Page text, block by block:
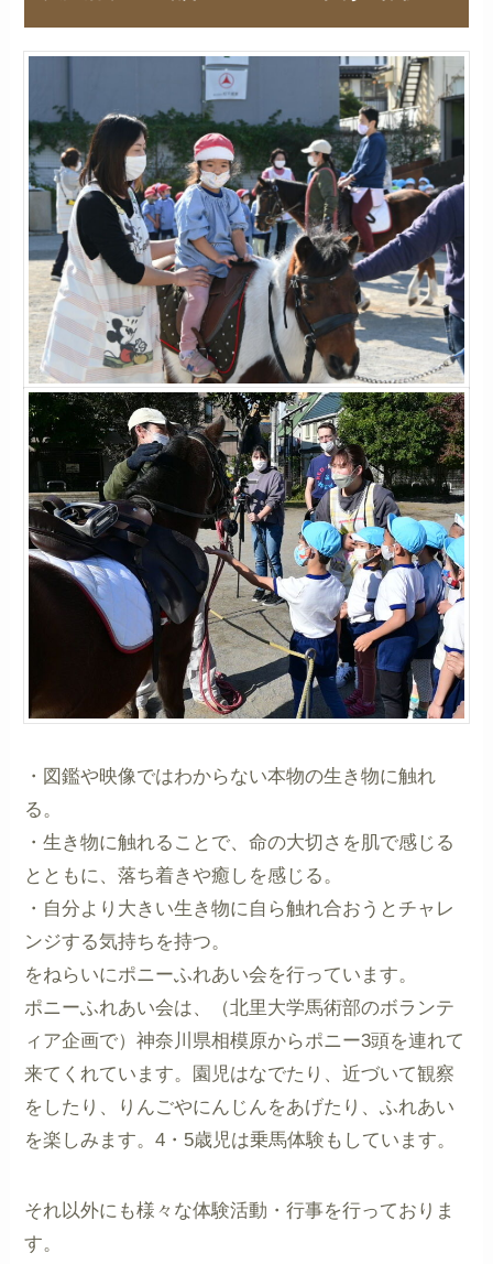
・図鑑や映像ではわからない本物の生き物に触れ
る。
・生き物に触れることで、命の大切さを肌で感じる
とともに、落ち着きや癒しを感じる。
・自分より大きい生き物に自ら触れ合おうとチャレ
ンジする気持ちを持つ。
をねらいにポニーふれあい会を行っています。
ポニーふれあい会は、（北里大学馬術部のボランテ
ィア企画で）神奈川県相模原からポニー3頭を連れて
来てくれています。園児はなでたり、近づいて観察
をしたり、りんごやにんじんをあげたり、ふれあい
を楽しみます。4・5歳児は乗馬体験もしています。
それ以外にも様々な体験活動・行事を行っておりま
す。